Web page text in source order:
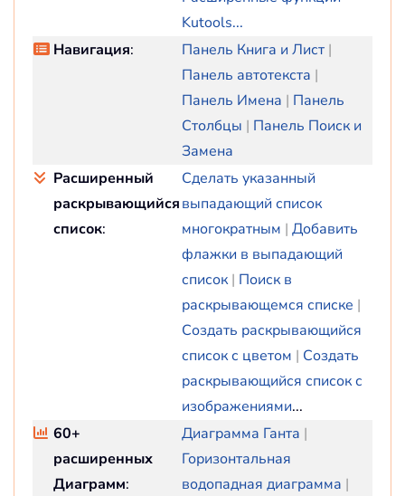
Kutools...
Навигация: Панель Книга и Лист |
Панель автотекста |
Панель Имена | Панель
Столбцы | Панель Поиск и
Замена
Расширенный
раскрывающийся
список:
Сделать указанный
выпадающий список
многократным | Добавить
флажки в выпадающий
список | Поиск в
раскрывающемся списке |
Создать раскрывающийся
список с цветом | Создать
раскрывающийся список с
изображениями...
60+
расширенных
Диаграмм:
Диаграмма Ганта |
Горизонтальная
водопадная диаграмма |